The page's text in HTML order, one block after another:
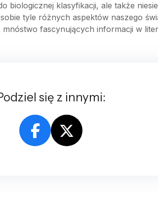
biologicznej klasyfikacji, ale także
tyle różnych aspektów naszego
fascynujących informacji w
się z innymi: